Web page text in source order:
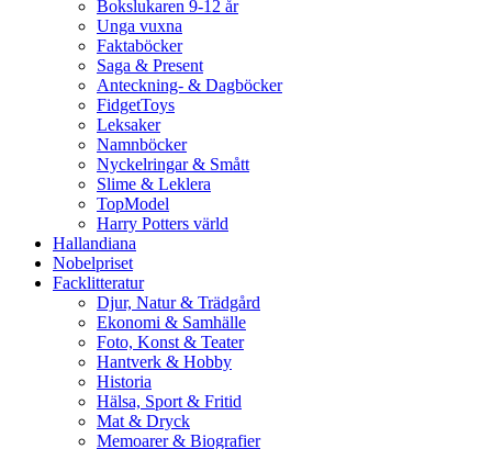
Bokslukaren 9-12 år
Unga vuxna
Faktaböcker
Saga & Present
Anteckning- & Dagböcker
FidgetToys
Leksaker
Namnböcker
Nyckelringar & Smått
Slime & Leklera
TopModel
Harry Potters värld
Hallandiana
Nobelpriset
Facklitteratur
Djur, Natur & Trädgård
Ekonomi & Samhälle
Foto, Konst & Teater
Hantverk & Hobby
Historia
Hälsa, Sport & Fritid
Mat & Dryck
Memoarer & Biografier